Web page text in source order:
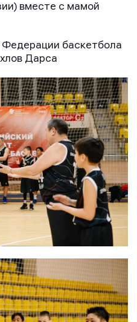
вместе с мамой
баскетбола
Дарса